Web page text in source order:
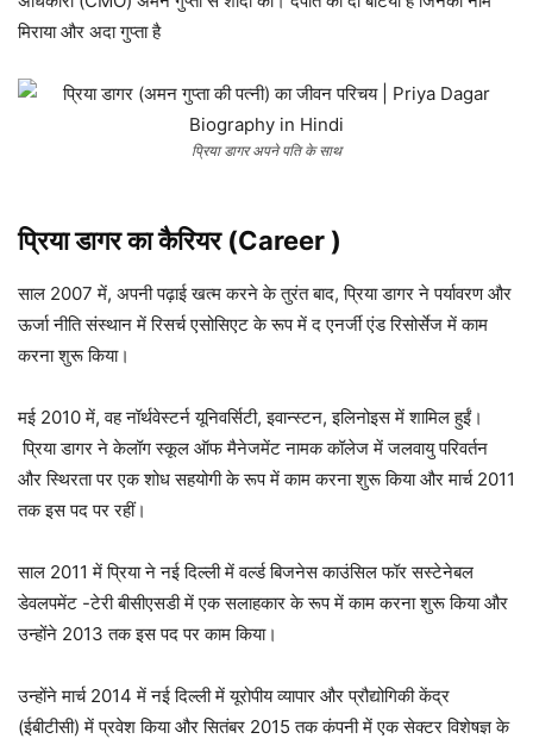
मिराया और अदा गुप्ता है
प्रिया डागर अपने पति के साथ
प्रिया डागर काकैरियर (Career )
साल 2007 में, अपनी पढ़ाई खत्म करने के तुरंत बाद, प्रिया डागर ने पर्यावरण और
ऊर्जा नीति संस्थान में रिसर्च एसोसिएट के रूप में द एनर्जी एंड रिसोर्सेज में काम
करना शुरू किया।
मई 2010 में, वह नॉर्थवेस्टर्न यूनिवर्सिटी, इवान्स्टन, इलिनोइस में शामिल हुईं।
प्रिया डागर ने केलॉग स्कूल ऑफ मैनेजमेंट नामक कॉलेज में जलवायु परिवर्तन
और स्थिरता पर एक शोध सहयोगी के रूप में काम करना शुरू किया और मार्च 2011
तक इस पद पर रहीं।
साल 2011 में प्रिया ने नई दिल्ली में वर्ल्ड बिजनेस काउंसिल फॉर सस्टेनेबल
डेवलपमेंट -टेरी बीसीएसडी में एक सलाहकार के रूप में काम करना शुरू किया और
उन्होंने 2013 तक इस पद पर काम किया।
उन्होंने मार्च 2014 में नई दिल्ली में यूरोपीय व्यापार और प्रौद्योगिकी केंद्र
(ईबीटीसी) में प्रवेश किया और सितंबर 2015 तक कंपनी में एक सेक्टर विशेषज्ञ के